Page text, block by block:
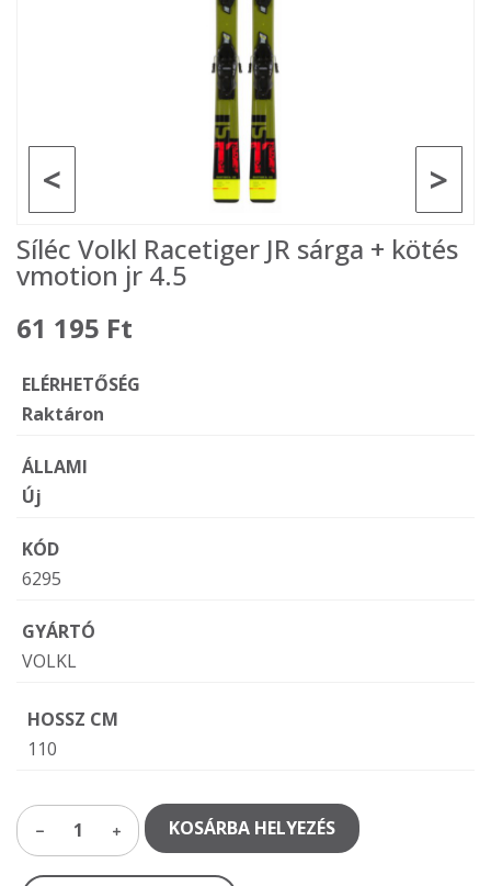
>
<
Síléc Volkl Racetiger JR sárga + kötés
vmotion jr 4.5
61 195 Ft
ELÉRHETŐSÉG
Raktáron
ÁLLAMI
Új
KÓD
6295
GYÁRTÓ
VOLKL
HOSSZ CM
110
1 KOSÁRBA HELYEZÉS